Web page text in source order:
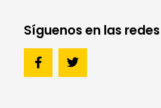
Síguenos en las redes